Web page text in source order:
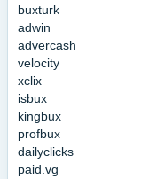
buxturk
adwin
advercash
velocity
xclix
isbux
kingbux
profbux
dailyclicks
paid.vg